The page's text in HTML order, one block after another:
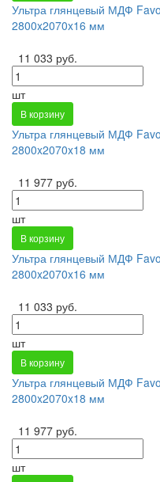
Ультра глянцевый МДФ
2800x2070x16 мм
11 033 руб.
шт
В корзину
Ультра глянцевый МДФ
2800x2070x18 мм
11 977 руб.
шт
В корзину
Ультра глянцевый МДФ
2800x2070x16 мм
11 033 руб.
шт
В корзину
Ультра глянцевый МДФ
2800x2070x18 мм
11 977 руб.
шт